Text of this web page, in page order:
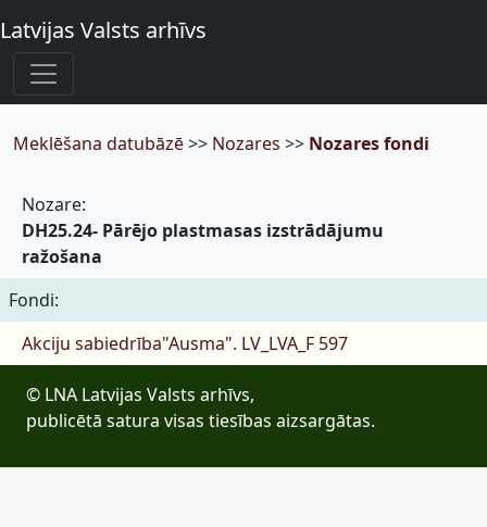
Latvijas Valsts arhīvs
Meklēšana datubāzē>> Nozares >> Nozares fondi
Nozare:
DH25.24- Pārējo plastmasas izstrādājumu
ražošana
Fondi:
Akciju sabiedrība"Ausma". LV_LVA_F 597
© LNA Latvijas Valsts arhīvs,
publicētā satura visas tiesības aizsargātas.